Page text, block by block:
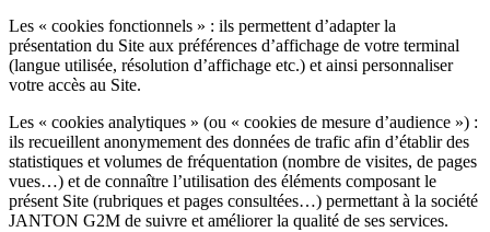
Les « cookies fonctionnels » : ils permettent d’adapter la
présentation du Site aux préférences d’affichage de votre terminal
(langue utilisée, résolution d’affichage etc.) et ainsi personnaliser
votre accès au Site.
Les « cookies analytiques » (ou « cookies de mesure d’audience ») :
ils recueillent anonymement des données de trafic afin d’établir des
statistiques et volumes de fréquentation (nombre de visites, de pages
vues…) et de connaître l’utilisation des éléments composant le
présent Site (rubriques et pages consultées…) permettant à la société
JANTON G2M de suivre et améliorer la qualité de ses services.